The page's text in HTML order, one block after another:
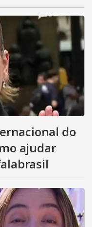
do
ajudar